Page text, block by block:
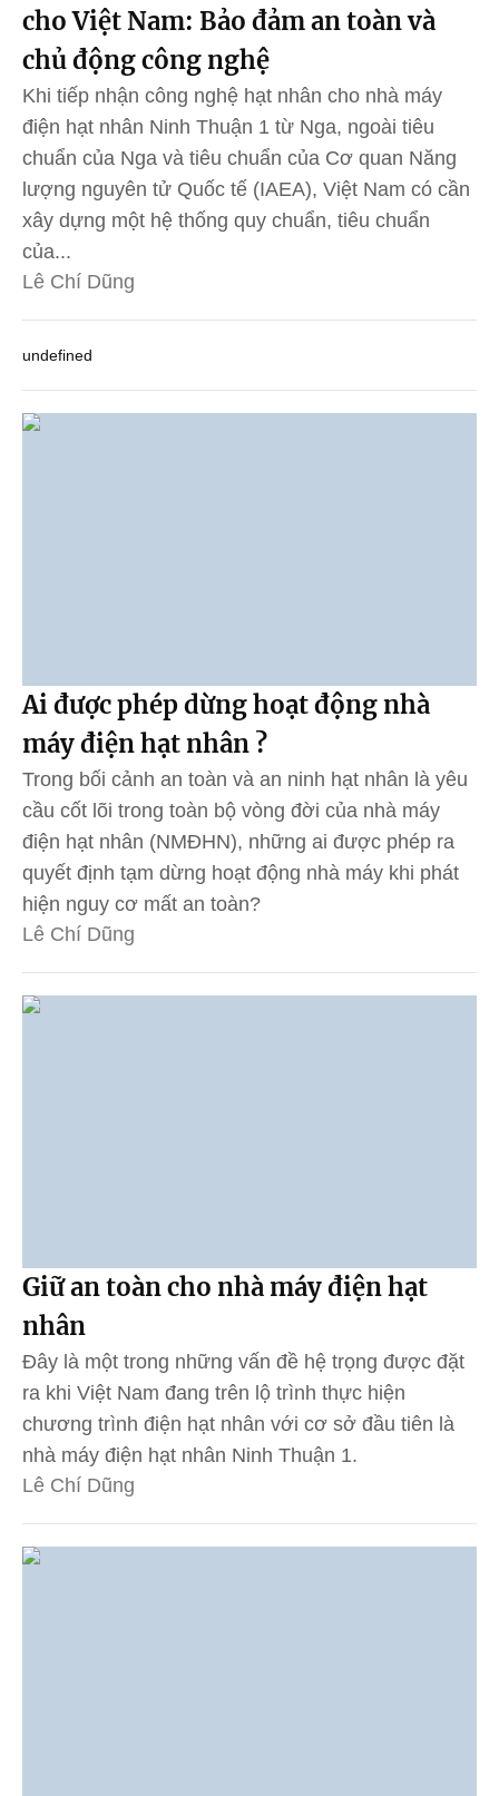
cho Việt Nam: Bảo đảm an toàn và
chủ động công nghệ
Khi tiếp nhận công nghệ hạt nhân cho nhà máy
điện hạt nhân Ninh Thuận 1 từ Nga, ngoài tiêu
chuẩn của Nga và tiêu chuẩn của Cơ quan Năng
lượng nguyên tử Quốc tế (IAEA), Việt Nam có cần
xây dựng một hệ thống quy chuẩn, tiêu chuẩn
của...
Lê Chí Dũng
undefined
Ai được phép dừng hoạt động nhà
máy điện hạt nhân ?
Trong bối cảnh an toàn và an ninh hạt nhân là yêu
cầu cốt lõi trong toàn bộ vòng đời của nhà máy
điện hạt nhân (NMĐHN), những ai được phép ra
quyết định tạm dừng hoạt động nhà máy khi phát
hiện nguy cơ mất an toàn?
Lê Chí Dũng
Giữ an toàn cho nhà máy điện hạt
nhân
Đây là một trong những vấn đề hệ trọng được đặt
ra khi Việt Nam đang trên lộ trình thực hiện
chương trình điện hạt nhân với cơ sở đầu tiên là
nhà máy điện hạt nhân Ninh Thuận 1.
Lê Chí Dũng